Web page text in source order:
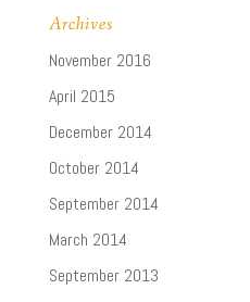
Archives
November 2016
April 2015
December 2014
October 2014
September 2014
March 2014
September 2013